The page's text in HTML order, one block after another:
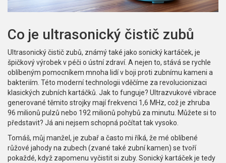
Co je ultrasonický čistič zubů
Ultrasonický čistič zubů, známý také jako sonický kartáček, je
špičkový výrobek v péči o ústní zdraví. A nejen to, stává se rychle
oblíbeným pomocníkem mnoha lidí v boji proti zubnímu kameni a
bakteriím. Této moderní technologii vděčíme za revolucionizaci
klasických zubních kartáčků. Jak to funguje? Ultrazvukové vibrace
generované těmito strojky mají frekvenci 1,6 MHz, což je zhruba
96 milionů pulzů nebo 192 milionů pohybů za minutu. Můžete si to
představit? Já ani nejsem schopná počítat tak vysoko.
Tomáš, můj manžel, je zubař a často mi říká, že mé oblíbené
růžové jahody na zubech (zvané také zubní kamen) se tvoří
pokaždé, když zapomenu vyčistit si zuby. Sonický kartáček je tedy